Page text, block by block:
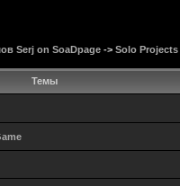
Serj on SoaDpage -> Solo Projects
Темы